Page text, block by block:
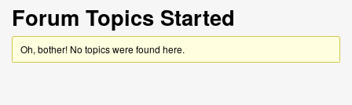
Forum Topics Started
Oh, bother! No topics were found here.